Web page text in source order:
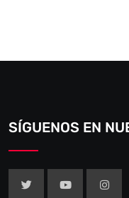
SÍGUENOS EN